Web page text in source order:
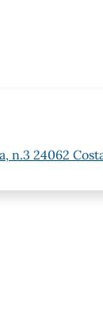
n.3 24062